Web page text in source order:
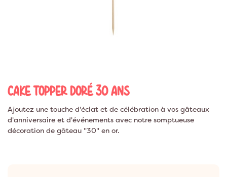
CAKE TOPPER DORÉ 30 ANS
Ajoutez une touche d'éclat et de célébration à vos gâteaux
d'anniversaire et d'événements avec notre somptueuse
décoration de gâteau "30" en or.